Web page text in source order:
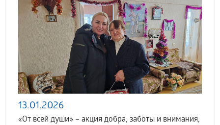
13.01.2026
«От всей души» – акция добра, заботы и внимания,